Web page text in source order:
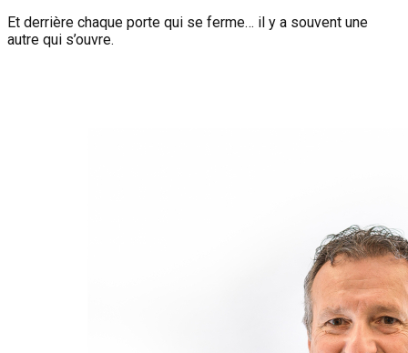
Et derrière chaque porte qui se ferme… il y a souvent une
autre qui s’ouvre.